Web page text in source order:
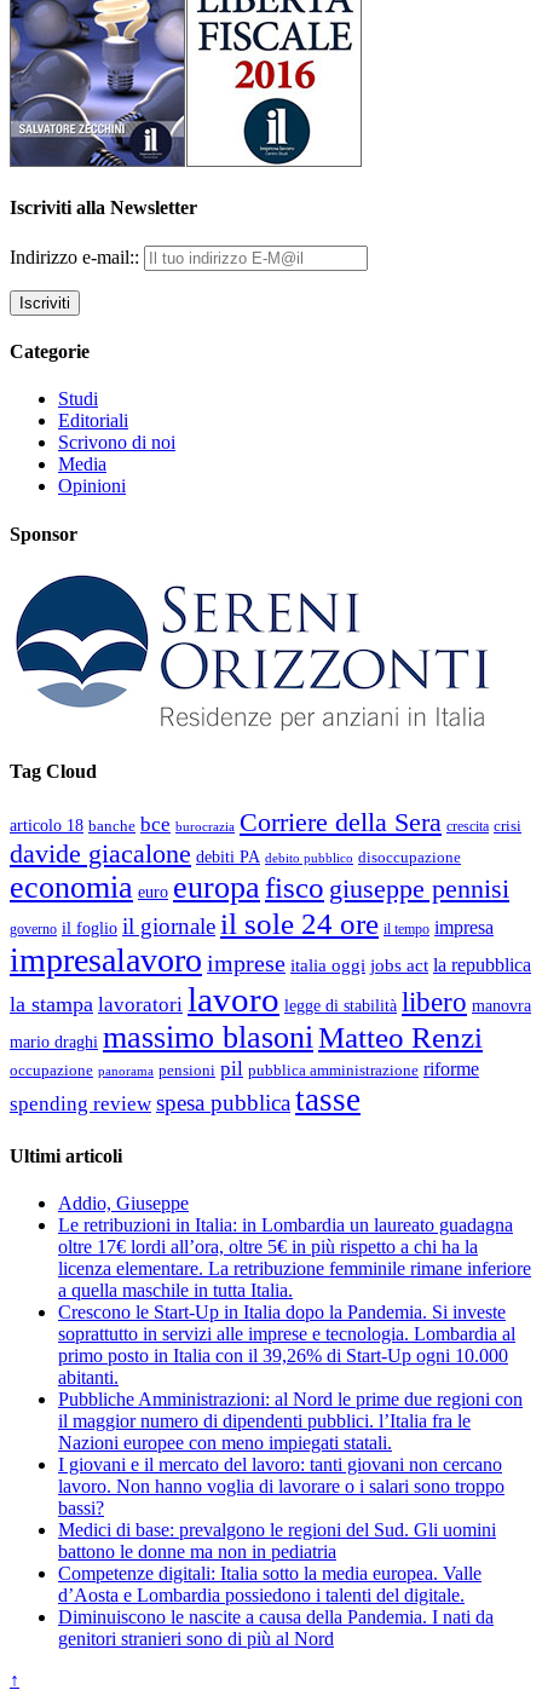
Iscriviti alla Newsletter
Indirizzo e-mail::
Categorie
Studi
Editoriali
Scrivono di noi
Media
Opinioni
Sponsor
Tag Cloud
articolo 18 banche bce burocrazia Corriere della Sera crescita crisi
davide giacalone debiti PA debito pubblico disoccupazione
economia euro europafisco giuseppe pennisi
governo il foglio il giornale il sole 24 ore il tempo impresa
impresalavoro imprese italia oggi jobs act la repubblica
la stampa lavoratori lavoro legge di stabilità libero manovra
mario draghi massimo blasoniMatteo Renzi
occupazione panorama pensioni pil pubblica amministrazione riforme
spending review spesa pubblicatasse
Ultimi articoli
Addio, Giuseppe
Le retribuzioni in Italia: in Lombardia un laureato guadagna
oltre 17€ lordi all’ora, oltre 5€ in più rispetto a chi ha la
licenza elementare. La retribuzione femminile rimane inferiore
a quella maschile in tutta Italia.
Crescono le Start-Up in Italia dopo la Pandemia. Si investe
soprattutto in servizi alle imprese e tecnologia. Lombardia al
primo posto in Italia con il 39,26% di Start-Up ogni 10.000
abitanti.
Pubbliche Amministrazioni: al Nord le prime due regioni con
il maggior numero di dipendenti pubblici. l’Italia fra le
Nazioni europee con meno impiegati statali.
I giovani e il mercato del lavoro: tanti giovani non cercano
lavoro. Non hanno voglia di lavorare o i salari sono troppo
bassi?
Medici di base: prevalgono le regioni del Sud. Gli uomini
battono le donne ma non in pediatria
Competenze digitali: Italia sotto la media europea. Valle
d’Aosta e Lombardia possiedono i talenti del digitale.
Diminuiscono le nascite a causa della Pandemia. I nati da
genitori stranieri sono di più al Nord
↑